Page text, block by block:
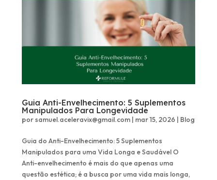
Guia Anti-Envelhecimento: 5 Suplementos
Manipulados Para Longevidade
por samuel.aceleravix@gmail.com| mar 15, 2026 | Blog
Guia do Anti-Envelhecimento: 5 Suplementos
Manipulados para uma Vida Longa e Saudável O
Anti-envelhecimento é mais do que apenas uma
questão estética; é a busca por uma vida mais longa,